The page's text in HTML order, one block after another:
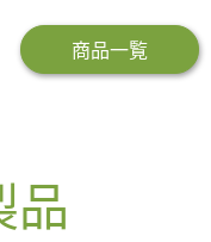
商品一覧
品